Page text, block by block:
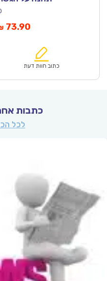
₪106.00.
73.90המחיר
הוא:
כתוב חוות דעת
כתבות
לכל